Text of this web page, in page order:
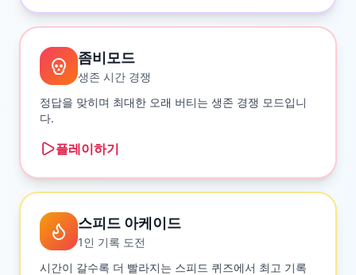
좀비모드
생존 시간 경쟁
정답을 맞히며 최대한 오래 버티는 생존 경쟁 모드입니
다.
플레이하기
스피드 아케이드
1인 기록 도전
시간이 갈수록 더 빨라지는 스피드 퀴즈에서 최고 기록